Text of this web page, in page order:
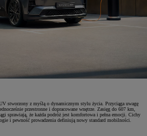
stworzony z myślą o dynamicznym stylu życia. Przyciąga uwagę
przestronne i dopracowane wnętrze. Zasięg do 607 km,
sprawiają, że każda podróż jest komfortowa i pełna emocji. Cichy
i pewność prowadzenia definiują nowy standard mobilności.